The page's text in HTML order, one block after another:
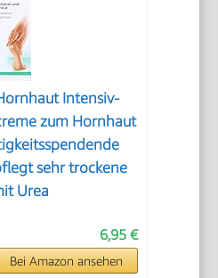
Intensiv-
zum Hornhaut
sehr trockene
Urea
6,95 €
Bei Amazon ansehen